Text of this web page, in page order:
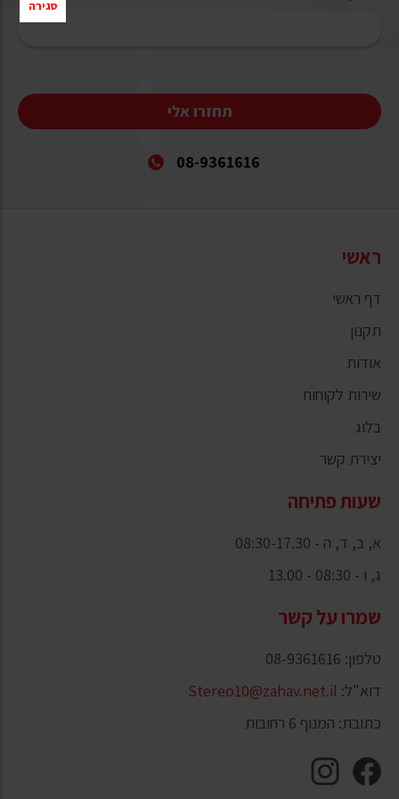
תחזרו אלי
08-9361616
ראשי
דף ראשי
תקנון
אודות
שירות לקוחות
בלוג
יצירת קשר
שעות פתיחה
א, ב, ד, ה - 08:30-17.30
ג, ו - 08:30 - 13.00
שמרו על קשר
טלפון: 08-9361616
דוא"ל: Stereo10@zahav.net.il
כתובת: המנוף 6 רחובות
סגירה